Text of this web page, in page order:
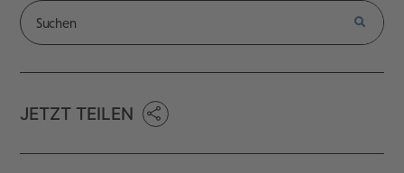
JETZT TEILEN